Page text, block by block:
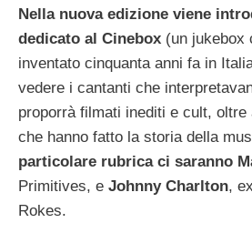
Nella nuova edizione viene
dedicato al Cinebox (un jukebox
inventato cinquanta anni fa in
vedere i cantanti che
proporrà filmati inediti e cult,
che hanno fatto la storia della
particolare rubrica ci saranno
Primitives, e Johnny Charlton,
Rokes.